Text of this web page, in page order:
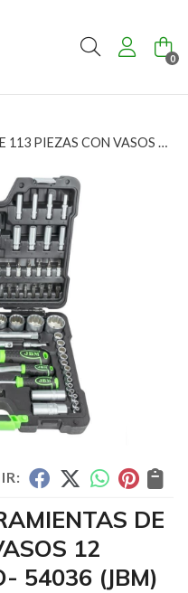
Buscar 0
MALETÍN DE HERRAMIENTAS DE 113 PIEZAS CON VASOS 12 CANTOS CINCADO- 54036
DE
12
54036 (JBM)